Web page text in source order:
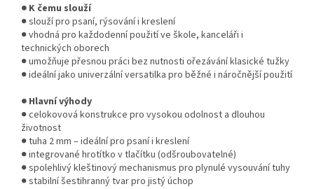
● K čemu slouží
● slouží pro psaní, rýsování i kreslení
● vhodná pro každodenní použití ve škole, kanceláři i
technických oborech
● umožňuje přesnou práci bez nutnosti ořezávání klasické tužky
● ideální jako univerzální versatilka pro běžné i náročnější použití
● Hlavní výhody
● celokovová konstrukce pro vysokou odolnost a dlouhou
životnost
● tuha 2 mm – ideální pro psaní i kreslení
● integrované hrotítko v tlačítku (odšroubovatelné)
● spolehlivý kleštinový mechanismus pro plynulé vysouvání tuhy
● stabilní šestihranný tvar pro jistý úchop